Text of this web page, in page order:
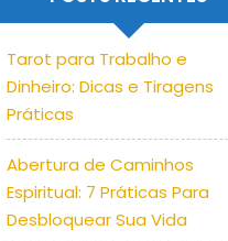
Tarot para Trabalho e
Dinheiro: Dicas e Tiragens
Práticas
Abertura de Caminhos
Espiritual: 7 Práticas Para
Desbloquear Sua Vida